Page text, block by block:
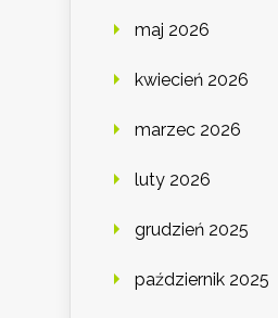
maj 2026
kwiecień 2026
marzec 2026
luty 2026
grudzień 2025
październik 2025